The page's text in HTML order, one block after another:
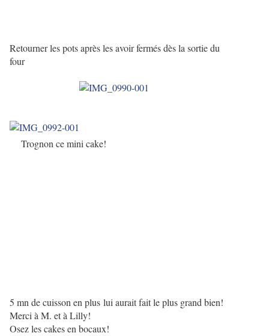
Retourner les pots après les avoir fermés dès la sortie du
four
Trognon ce mini cake!
5 mn de cuisson en plus lui aurait fait le plus grand bien!
Merci à M. et à Lilly!
Osez les cakes en bocaux!